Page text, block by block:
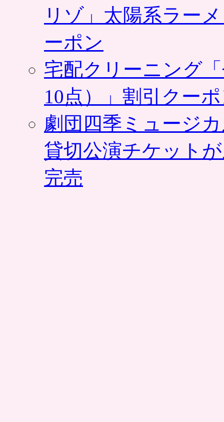
リゾ」太陽系ラー
ーポン
宅配クリーニング
10点）」割引クー
劇団四季ミュージ
貸切公演チケット
完売